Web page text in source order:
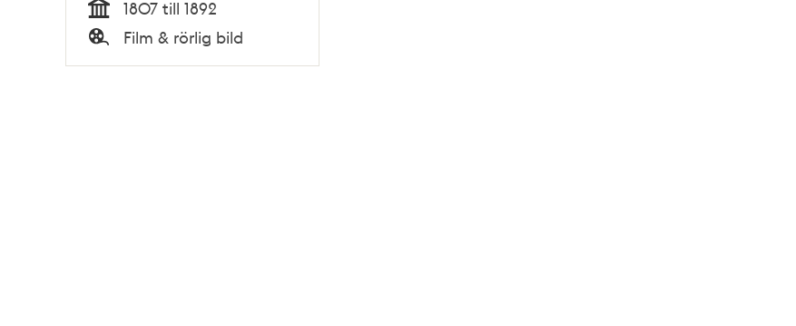
Tid
1807 till 1892
Typ
Film & rörlig bild